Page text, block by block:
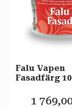
Falu Vapen
Fasadfärg
1